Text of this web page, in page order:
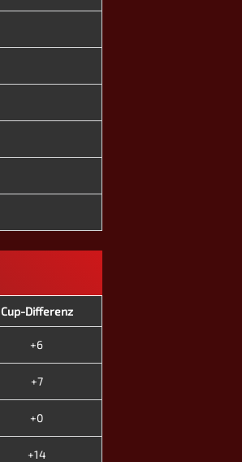
Cup-Differenz
+6
+7
+0
+14